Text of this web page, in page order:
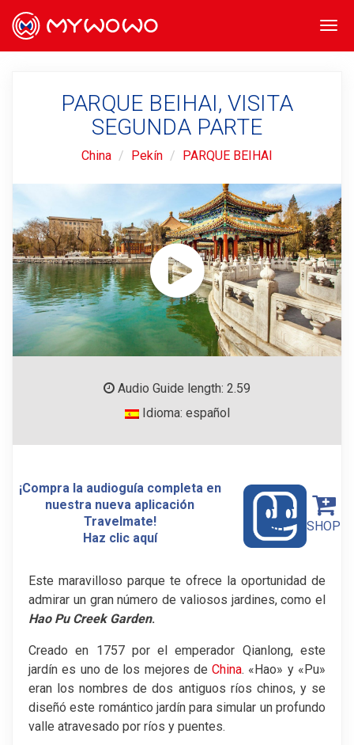
PARQUE BEIHAI, VISITA
SEGUNDA PARTE
China Pekín PARQUE BEIHAI
Audio Guide length: 2.59
Idioma: español
¡Compra la audioguía completa en
nuestra nueva aplicación
Travelmate!
Haz clic aquí
SHOP
Este maravilloso parque te ofrece la oportunidad de
admirar un gran número de valiosos jardines, como el
Hao Pu Creek Garden.
Creado en 1757 por el emperador Qianlong, este
jardín es uno de los mejores deChina. «Hao» y «Pu»
eran los nombres de dos antiguos ríos chinos, y se
diseñó este romántico jardín para simular un profundo
valle atravesado por ríos y puentes.